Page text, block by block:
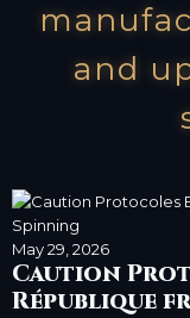
and
May 29, 2026
Caution
République